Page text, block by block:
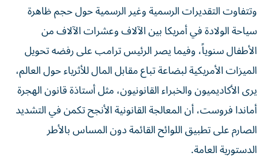
وتتفاوت التقديرات الرسمية وغير الرسمية حول حجم ظاهرة
سياحة الولادة في أمريكا بين الآلاف وعشرات الآلاف من
الأطفال سنوياً، وفيما يصر الرئيس ترامب على رفضه تحويل
الميزات الأمريكية لبضاعة تباع مقابل المال للأثرياء حول العالم،
يرى الأكاديميون والخبراء القانونيون، مثل أستاذة قانون الهجرة
أماندا فروست، أن المعالجة القانونية الأنجح تكمن في التشديد
الصارم على تطبيق اللوائح القائمة دون المساس بالأطر
الدستورية العامة.